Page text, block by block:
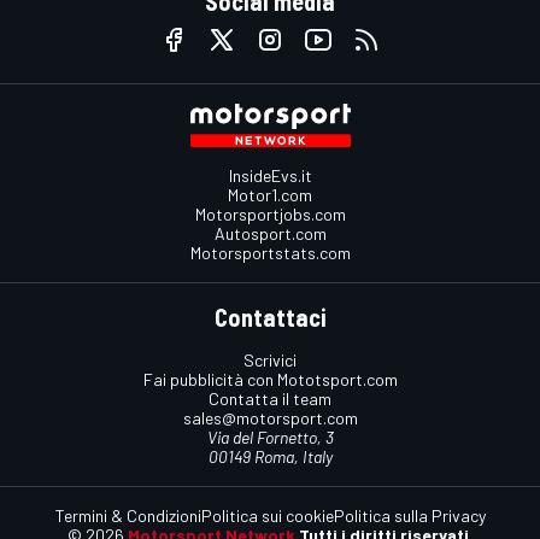
InsideEvs.it
Motor1.com
Motorsportjobs.com
Autosport.com
Motorsportstats.com
Contattaci
Scrivici
Fai pubblicità con Mototsport.com
Contatta il team
sales@motorsport.com
Via del Fornetto, 3
00149 Roma, Italy
© 2026 Motorsport Network Tutti i diritti riservati.
Termini & CondizioniPolitica sui cookiePolitica sulla Privacy